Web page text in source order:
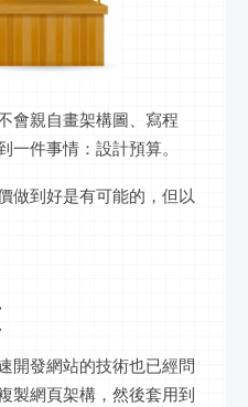
會親自畫架構圖、寫程
件事情：設計預算。
做到好是有可能的，但以
開發網站的技術也已經問
製網頁架構，然後套用到